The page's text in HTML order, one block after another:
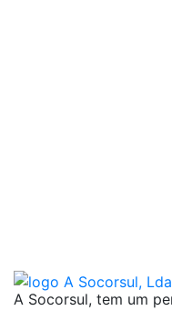
A Socorsul, tem um